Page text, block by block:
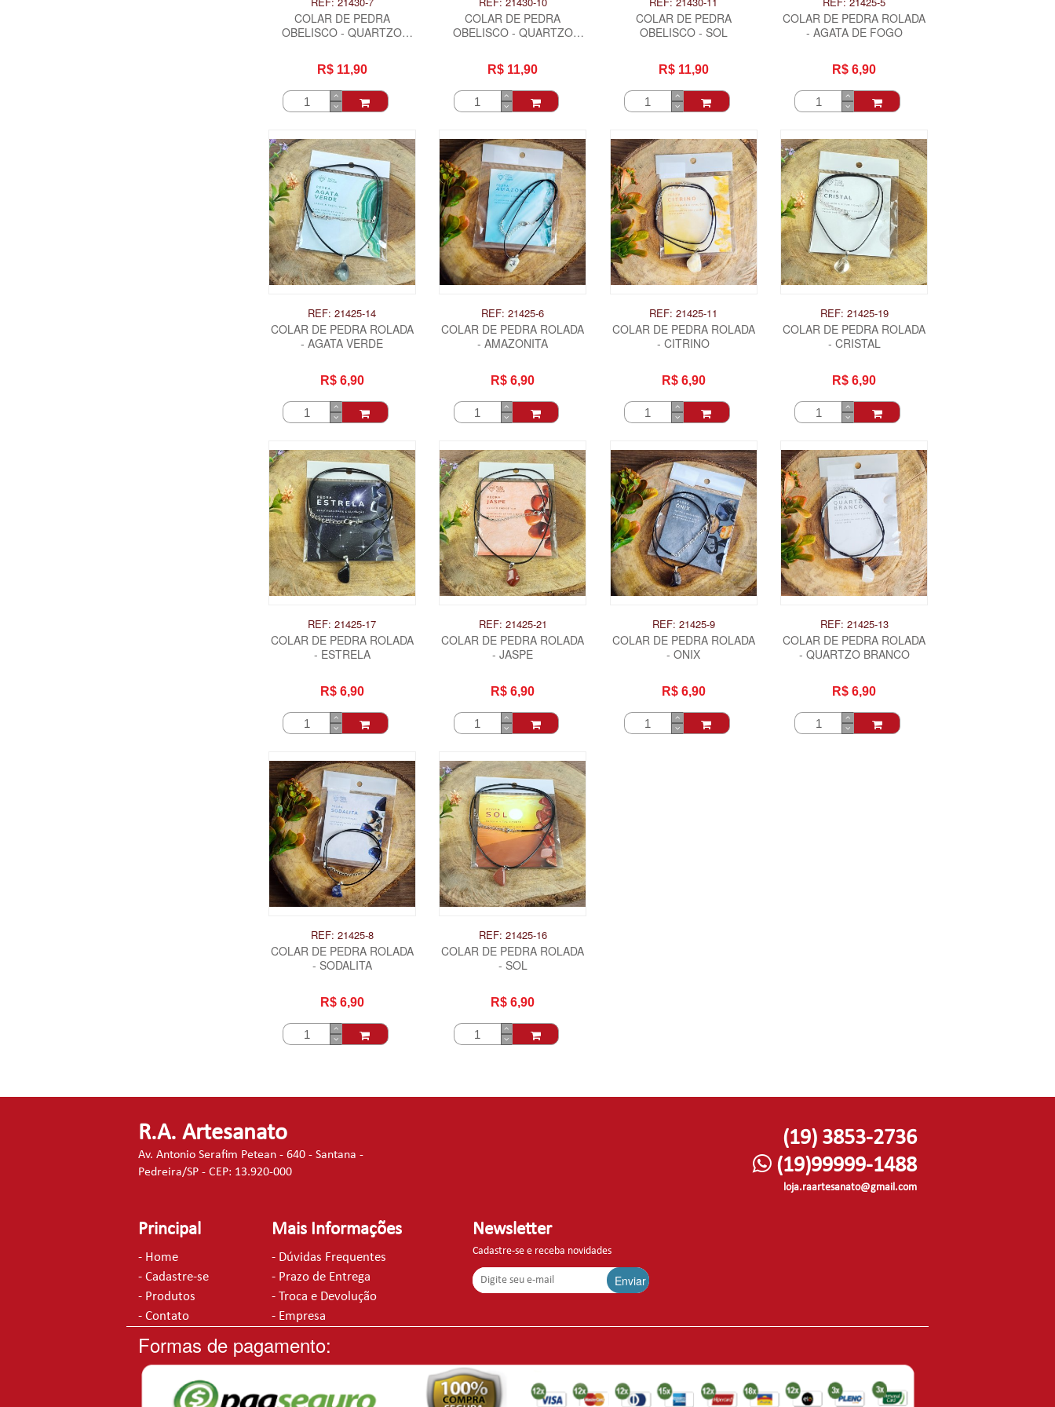
COLAR DE PEDRA
OBELISCO - QUARTZO
R$ 11,90
COLAR DE PEDRA
OBELISCO - QUARTZO
R$ 11,90
COLAR DE PEDRA
OBELISCO - SOL
R$ 11,90
COLAR DE PEDRA ROLADA
- AGATA DE FOGO
R$ 6,90
REF: 21425-14
COLAR DE PEDRA ROLADA
- AGATA VERDE
R$ 6,90
REF: 21425-6
COLAR DE PEDRA ROLADA
- AMAZONITA
R$ 6,90
REF: 21425-11
COLAR DE PEDRA ROLADA
- CITRINO
R$ 6,90
REF: 21425-19
COLAR DE PEDRA ROLADA
- CRISTAL
R$ 6,90
REF: 21425-17
COLAR DE PEDRA ROLADA
- ESTRELA
R$ 6,90
REF: 21425-21
COLAR DE PEDRA ROLADA
- JASPE
R$ 6,90
REF: 21425-9
COLAR DE PEDRA ROLADA
- ONIX
R$ 6,90
REF: 21425-13
COLAR DE PEDRA ROLADA
- QUARTZO BRANCO
R$ 6,90
REF: 21425-8
COLAR DE PEDRA ROLADA
- SODALITA
R$ 6,90
REF: 21425-16
COLAR DE PEDRA ROLADA
- SOL
R$ 6,90
R.A. Artesanato
Av. Antonio Serafim Petean - 640 - Santana -
Pedreira/SP - CEP: 13.920-000
(19) 3853-2736
(19)99999-1488
loja.raartesanato@gmail.com
Principal
- Home
- Cadastre-se
- Produtos
- Contato
Mais Informações
- Dúvidas Frequentes
- Prazo de Entrega
- Troca e Devolução
- Empresa
Newsletter
Cadastre-se e receba novidades
Enviar
Formas de pagamento: